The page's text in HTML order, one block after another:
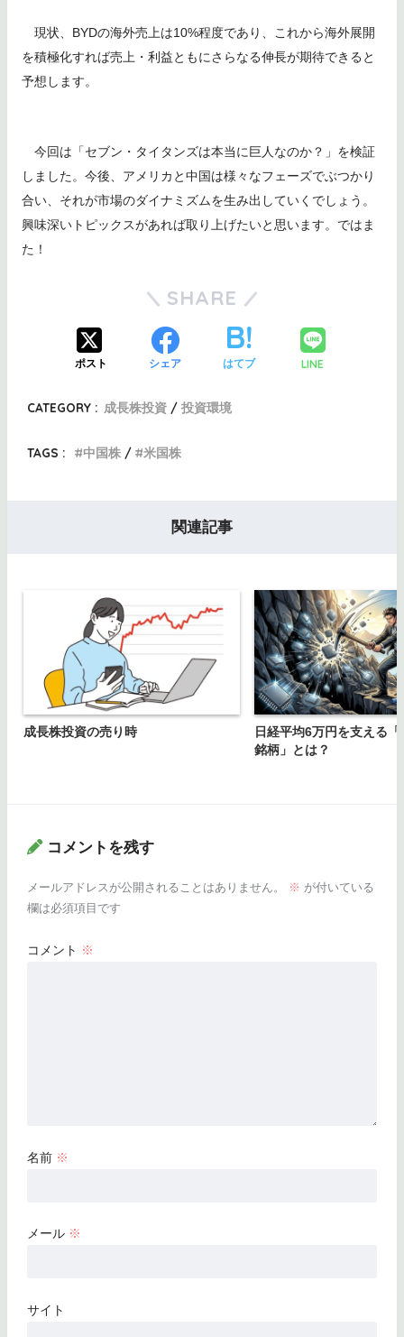
現状、BYDの海外売上は10%程度であり、これから海外展開
を積極化すれば売上・利益ともにさらなる伸長が期待できると
予想します。
今回は「セブン・タイタンズは本当に巨人なのか？」を検証
しました。今後、アメリカと中国は様々なフェーズでぶつかり
合い、それが市場のダイナミズムを生み出していくでしょう。
興味深いトピックスがあれば取り上げたいと思います。ではま
た！
SHARE
ポスト シェア はてブ LINE
CATEGORY : 成長株投資 投資環境
TAGS : 中国株 米国株
関連記事
成長株投資の売り時
日経平均6万円を支える
銘柄」とは？
コメントを残す
メールアドレスが公開されることはありません。 ※ が付いている
欄は必須項目です
コメント ※
名前 ※
メール ※
サイト